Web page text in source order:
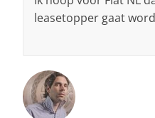
leasetopper gaat